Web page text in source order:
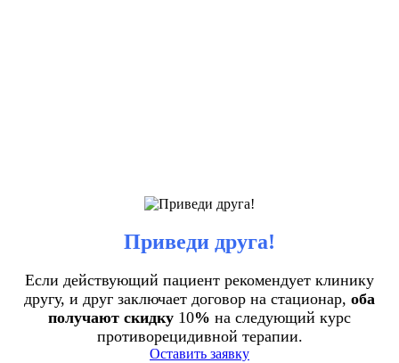
Приведи друга!
Если действующий пациент рекомендует клинику
другу, и друг заключает договор на стационар, оба
получают скидку 10% на следующий курс
противорецидивной терапии.
Оставить заявку